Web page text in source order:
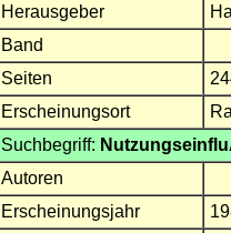
Herausgeber
Band
Seiten
Erscheinungsort
Suchbegriff:
Autoren
Erscheinungsjahr